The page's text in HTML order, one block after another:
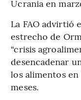
Ucrania en
La FAO advirtió
estrecho de
“crisis
desencadenar
los alimentos
meses.